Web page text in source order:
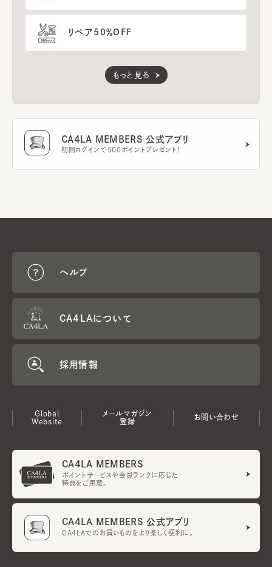
リペア50％OFF
もっと見る
CA4LA MEMBERS 公式アプリ
初回ログインで500ポイントプレゼント！
ヘルプ
CA4LAについて
採用情報
Global
Website
メールマガジン
登録
お問い合わせ
CA4LA MEMBERS
ポイントサービスや会員ランクに応じた
特典をご用意。
CA4LA MEMBERS 公式アプリ
CA4LAでのお買いものをより楽しく便利に。